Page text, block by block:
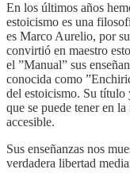
En los últimos años
estoicismo es una
es Marco Aurelio, por
convirtió en maestro
el ”Manual” sus
conocida como
del estoicismo. Su título
que se puede tener en
accesible.
Sus enseñanzas nos
verdadera libertad